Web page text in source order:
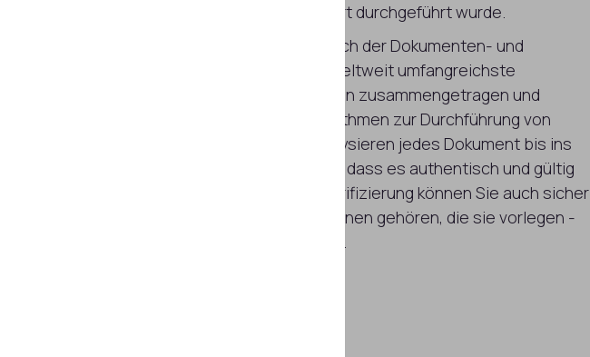
sie von einem Expertenteam vor Ort durchgeführt wurde.
In über 30 Jahren Tätigkeit im Bereich der Dokumenten- und
Identitätsforensik hat Regula die weltweit umfangreichste
Datenbank mit Dokumentenvorlagen zusammengetragen und
hochentwickelte KI-basierte Algorithmen zur Durchführung von
Fernprüfungen entwickelt. Sie analysieren jedes Dokument bis ins
kleinste Detail, um sicherzustellen, dass es authentisch und gültig
ist. Und dank der biometrischen Verifizierung können Sie auch sicher
sein, dass sie wirklich zu den Personen gehören, die sie vorlegen -
auch ohne sie persönlich zu sehen.